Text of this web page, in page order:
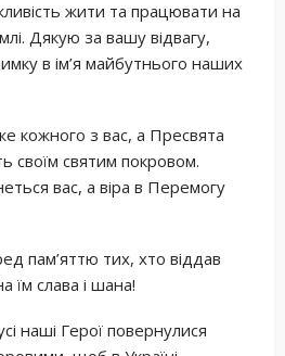
жити та працювати на
Дякую за вашу відвагу,
в ім’я майбутнього наших
кожного з вас, а Пресвята
своїм святим покровом.
вас, а віра в Перемогу
пам’яттю тих, хто віддав
їм слава і шана!
наші Герої повернулися